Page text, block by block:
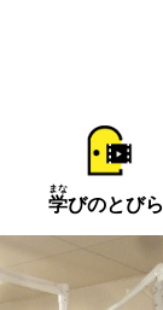
学
まな
びのとびら